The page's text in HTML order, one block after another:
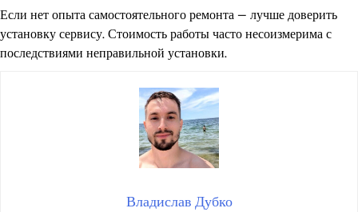
Если нет опыта самостоятельного ремонта — лучше доверить
установку сервису. Стоимость работы часто несоизмерима с
последствиями неправильной установки.
Владислав Дубко